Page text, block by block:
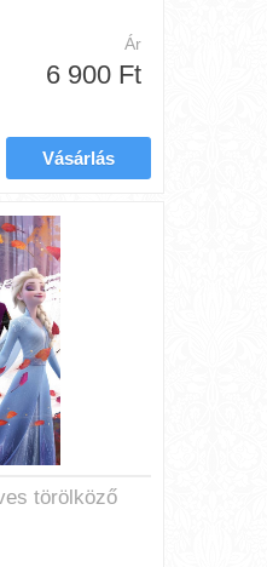
Ár
6 900 Ft
törölköző